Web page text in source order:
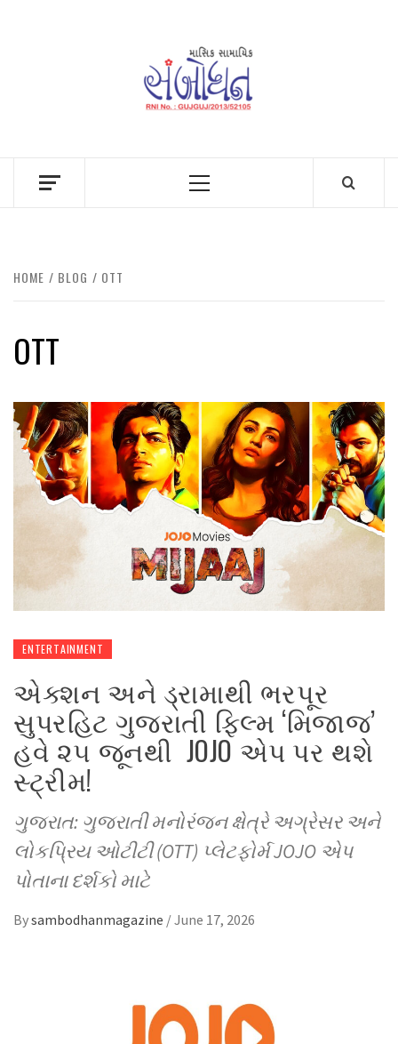
Primary
HOME BLOG OTT
OTT
ENTERTAINMENT
એક્શન અને ડ્રામાથી ભરપૂર
સુપરહિટ ગુજરાતી ફિલ્મ ‘મિજાજ’
હવે ૨૫ જૂનથી JOJO એપ પર થશે
સ્ટ્રીમ!
ગુજરાત: ગુજરાતી મનોરંજન ક્ષેત્રે અગ્રેસર અને
લોકપ્રિય ઓટીટી (OTT) પ્લેટફોર્મ JOJO એપ
પોતાના દર્શકો માટે
Bysambodhanmagazine /June 17, 2026